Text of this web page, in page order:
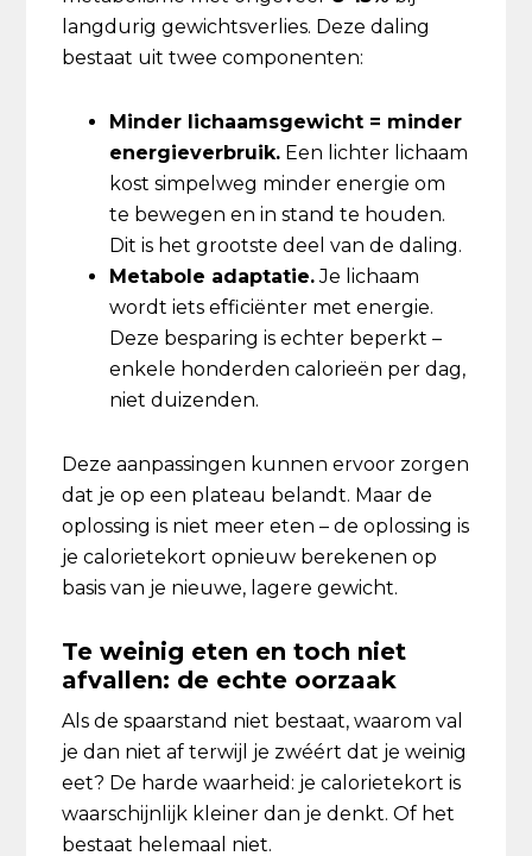
langdurig gewichtsverlies. Deze daling
bestaat uit twee componenten:
Minder lichaamsgewicht = minder
energieverbruik. Een lichter lichaam
kost simpelweg minder energie om
te bewegen en in stand te houden.
Dit is het grootste deel van de daling.
Metabole adaptatie.Je lichaam
wordt iets efficiënter met energie.
Deze besparing is echter beperkt –
enkele honderden calorieën per dag,
niet duizenden.
Deze aanpassingen kunnen ervoor zorgen
dat je op een plateau belandt. Maar de
oplossing is niet meer eten – de oplossing is
je calorietekort opnieuw berekenen op
basis van je nieuwe, lagere gewicht.
Te weinig eten en toch niet
afvallen: de echte oorzaak
Als de spaarstand niet bestaat, waarom val
je dan niet af terwijl je zwéért dat je weinig
eet? De harde waarheid: je calorietekort is
waarschijnlijk kleiner dan je denkt. Of het
bestaat helemaal niet.